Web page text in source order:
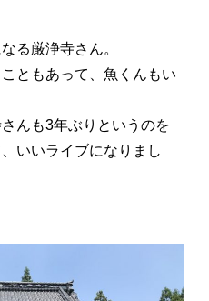
る厳浄寺さん。
ともあって、魚くんもい
んも3年ぶりというのを
いいライブになりまし